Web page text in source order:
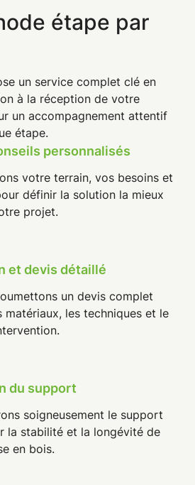
étape par
un service complet clé en
à la réception de votre
un accompagnement attentif
étape.
personnalisés
votre terrain, vos besoins et
définir la solution la mieux
projet.
et devis détaillé
un devis complet
matériaux, les techniques et le
du support
soigneusement le support
la stabilité et la longévité de
en bois.